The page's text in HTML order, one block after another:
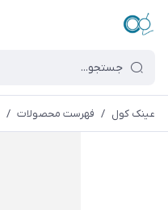
عینک کول / فهرست محصولات /